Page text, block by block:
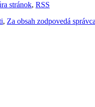
stránok, RSS
, Za obsah zodpovedá